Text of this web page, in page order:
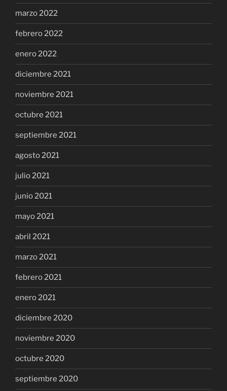
marzo 2022
febrero 2022
enero 2022
diciembre 2021
noviembre 2021
octubre 2021
septiembre 2021
agosto 2021
julio 2021
junio 2021
mayo 2021
abril 2021
marzo 2021
febrero 2021
enero 2021
diciembre 2020
noviembre 2020
octubre 2020
septiembre 2020